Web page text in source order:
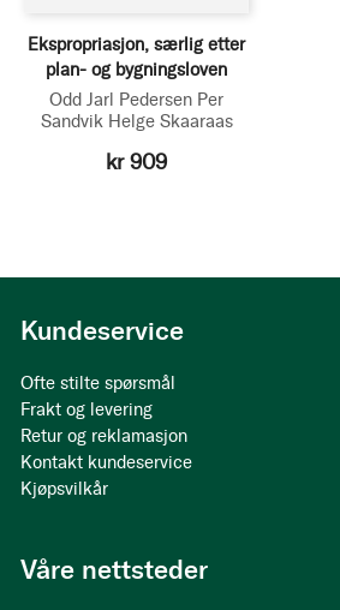
Ekspropriasjon, særlig etter
plan- og bygningsloven
Odd Jarl Pedersen Per
Sandvik Helge Skaaraas
kr 909
Kundeservice
Ofte stilte spørsmål
Frakt og levering
Retur og reklamasjon
Kontakt kundeservice
Kjøpsvilkår
Våre nettsteder